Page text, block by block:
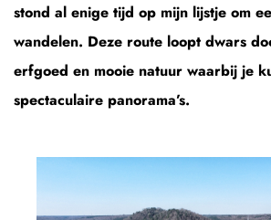
stond al enige tijd op mijn lijstje om
wandelen. Deze route loopt dwars
erfgoed en mooie natuur waarbij je
spectaculaire panorama’s.